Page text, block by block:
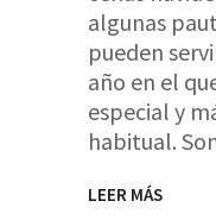
algunas
pueden
año en el
especial y
habitual.
LEER MÁS